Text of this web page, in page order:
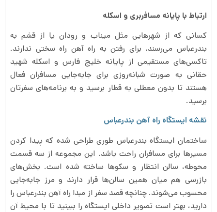
ارتباط با پایانه مسافربری و اسکله
کسانی که از شهرهایی مثل میناب و رودان یا از قشم به
بندرعباس می‌رسند، برای رفتن به راه آهن راه سختی ندارند.
تاکسی‌های مستقیمی از پایانه خلیج فارس و اسکله شهید
حقانی به صورت شبانه‌روزی برای جابه‌جایی مسافران فعال
هستند تا بدون معطلی به قطار برسید و به برنامه‌های سفرتان
برسید.
نقشه ایستگاه راه آهن بندرعباس
ساختمان ایستگاه بندرعباس طوری طراحی شده که پیدا کردن
مسیرها برای مسافران راحت باشد. این مجموعه از سه قسمت
محوطه، سالن انتظار و سکوها ساخته شده است. بخش‌های
بازرسی هم میان همین سالن‌ها قرار دارند و مرز جابه‌جایی
محسوب می‌شوند. چنانچه قصد سفر از مبدا راه آهن بندرعباس را
دارید، بهتر است تصویر داخلی ایستگاه را ببینید تا با محیط آن